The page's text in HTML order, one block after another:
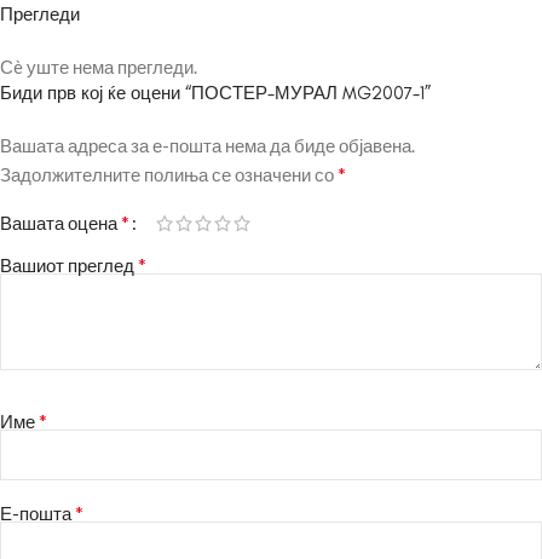
Прегледи
Сè уште нема прегледи.
Биди прв кој ќе оцени “ПОСТЕР-МУРАЛ MG2007-1”
Вашата адреса за е-пошта нема да биде објавена.
Задолжителните полиња се означени со*
Вашата оцена*
Вашиот преглед *
Име*
Е-пошта*